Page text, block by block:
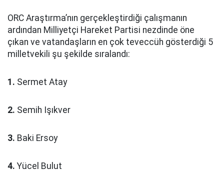
ORC Araştırma’nın gerçekleştirdiği çalışmanın
ardından Milliyetçi Hareket Partisi nezdinde öne
çıkan ve vatandaşların en çok teveccüh gösterdiği 5
milletvekili şu şekilde sıralandı:
1. Sermet Atay
2. Semih Işıkver
3. Baki Ersoy
4. Yücel Bulut